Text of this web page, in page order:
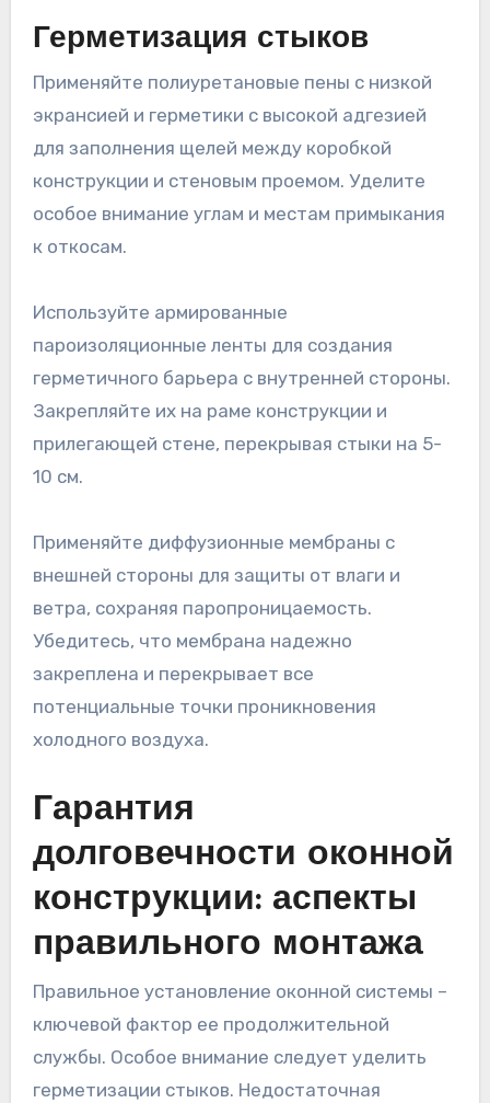
Герметизация стыков
Применяйте полиуретановые пены с низкой
экpансией и герметики с высокой адгезией
для заполнения щелей между коробкой
конструкции и стеновым проемом. Уделите
особое внимание углам и местам примыкания
к откосам.
Используйте армированные
пароизоляционные ленты для создания
герметичного барьера с внутренней стороны.
Закрепляйте их на раме конструкции и
прилегающей стене, перекрывая стыки на 5-
10 см.
Применяйте диффузионные мембраны с
внешней стороны для защиты от влаги и
ветра, сохраняя паропроницаемость.
Убедитесь, что мембрана надежно
закреплена и перекрывает все
потенциальные точки проникновения
холодного воздуха.
Гарантия
долговечности оконной
конструкции: аспекты
правильного монтажа
Правильное установление оконной системы –
ключевой фактор ее продолжительной
службы. Особое внимание следует уделить
герметизации стыков. Недостаточная